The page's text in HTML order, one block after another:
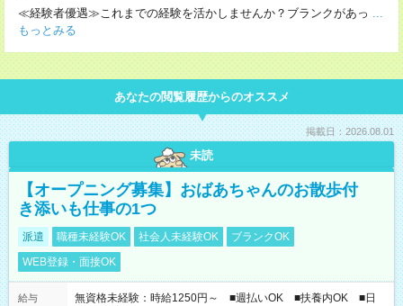
≪経験者優遇≫これまでの経験を活かしませんか？ブランクがあっ ...
もっとみる
あなたの閲覧履歴からのオススメ
掲載日：2026.08.01
未読
【オープニング募集】おばあちゃんのお散歩付
き添いも仕事の1つ
派遣 職種未経験OK 社会人未経験OK
ブランクOK
WEB登録・面接OK
給与
無資格未経験：時給1250円～ ■週払いOK ■扶養内OK ■日